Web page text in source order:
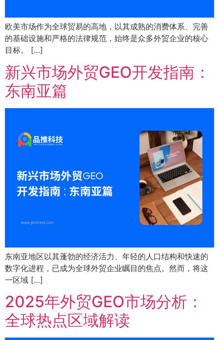
欧美市场作为全球贸易的高地，以其成熟的消费体系、完善
的基础设施和严格的法律规范，始终是众多外贸企业的核心
目标。 […]
新兴市场外贸GEO开发指南：
东南亚篇
东南亚地区以其蓬勃的经济活力、年轻的人口结构和快速的
数字化进程，已成为全球外贸企业瞩目的焦点。然而，将这
一区域 […]
2025年外贸GEO市场分析：
全球热点区域解读